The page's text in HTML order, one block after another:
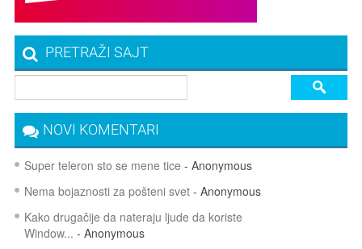
PRETRAŽI SAJT
NOVI KOMENTARI
Super teleron sto se mene tice - Anonymous
Nema bojaznosti za pošteni svet- Anonymous
Kako drugačije da nateraju ljude da koriste
Window... - Anonymous